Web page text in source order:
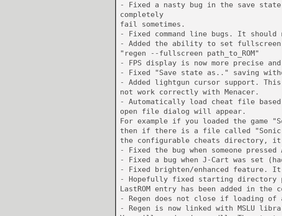
- Fixed a nasty bug in the save
completely
fail sometimes.
- Fixed command line bugs. It should
- Added the ability to set fullscreen
"regen --fullscreen path_to_ROM"
- FPS display is now more precise
- Fixed "Save state as.." saving
- Added lightgun cursor support.
not work correctly with Menacer.
- Automatically load cheat file based
open file dialog will appear.
For example if you loaded the game
then if there is a file called "Sonic
the configurable cheats directory,
- Fixed the bug when someone
- Fixed a bug when J-Cart was set
- Fixed brighten/enhanced feature.
- Hopefully fixed starting directory
LastROM entry has been added in
- Regen does not close if loading of
- Regen is now linked with MSLU